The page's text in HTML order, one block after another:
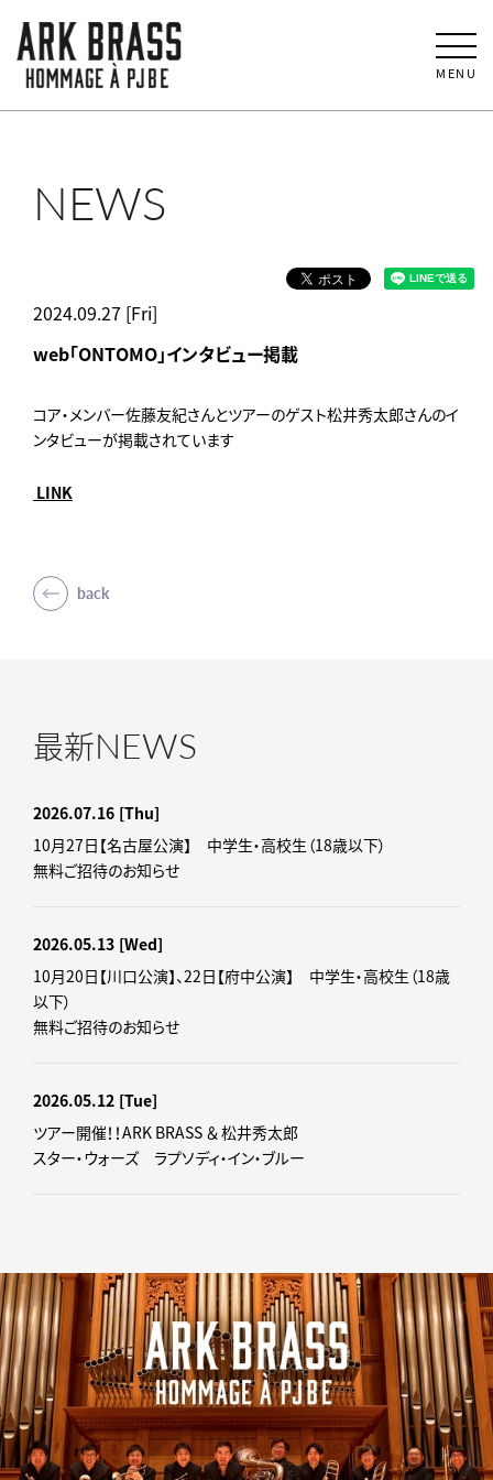
MENU
NEWS
2024.09.27 [Fri]
web「ONTOMO」インタビュー掲載
コア・メンバー佐藤友紀さんとツアーのゲスト松井秀太郎さんのイ
ンタビューが掲載されています
LINK
back
最新NEWS
2026.07.16 [Thu]
10月27日【名古屋公演】 中学生・高校生（18歳以下）
無料ご招待のお知らせ
2026.05.13 [Wed]
10月20日【川口公演】、22日【府中公演】 中学生・高校生（18歳
以下）
無料ご招待のお知らせ
2026.05.12 [Tue]
ツアー開催！！ARK BRASS ＆ 松井秀太郎
スター・ウォーズ ラプソディ・イン・ブルー